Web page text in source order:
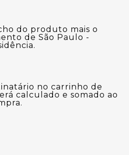
do produto mais o
de São Paulo -
no carrinho de
calculado e somado ao